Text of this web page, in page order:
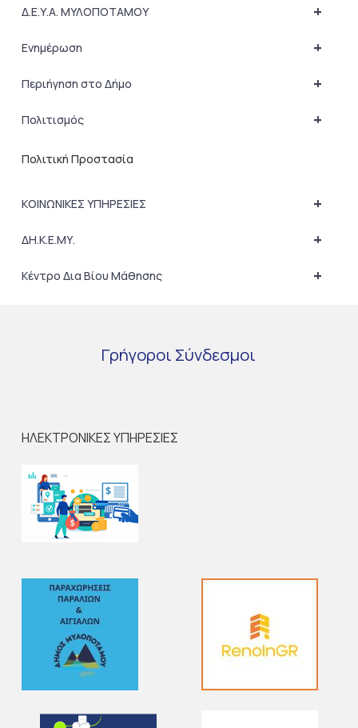
+
Δ.Ε.Υ.Α. ΜΥΛΟΠΟΤΑΜΟΥ
+
Ενημέρωση
+
Περιήγηση στο Δήμο
+
Πολιτισμός
Πολιτική Προστασία
+
ΚΟΙΝΩΝΙΚΕΣ ΥΠΗΡΕΣΙΕΣ
+
ΔΗ.Κ.Ε.ΜΥ.
+
Κέντρο Δια Βίου Μάθησης
Γρήγοροι Σύνδεσμοι
ΗΛΕΚΤΡΟΝΙΚΕΣ ΥΠΗΡΕΣΙΕΣ